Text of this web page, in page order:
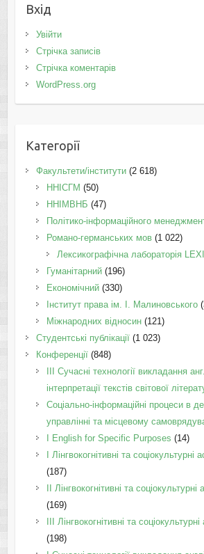
Вхід
Увійти
Стрічка записів
Стрічка коментарів
WordPress.org
Категорії
Факультети/інститути(2 618)
ННІСГМ (50)
ННІМВНБ (47)
Політико-інформаційного
Романо-германських мов(1 022)
Лексикографічна лабораторія
Гуманітарний(196)
Економічний(330)
Інститут права ім. І. Малиновського
Міжнародних відносин(121)
Студентські публікації(1 023)
Конференції(848)
III Сучасні технології викладання
інтерпретації текстів світової
Соціально-інформаційні процеси в
управлінні та місцевому
І English for Specific Purposes (14)
I Лінгвокогнітивні та соціокультурні
(187)
IІ Лінгвокогнітивні та соціокультурні
(169)
IІI Лінгвокогнітивні та
(198)